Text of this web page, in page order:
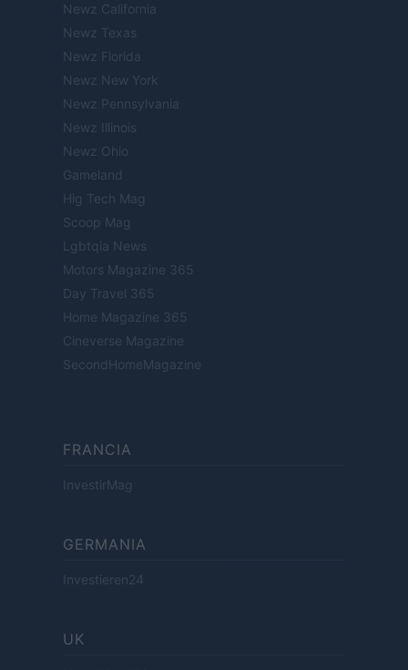
Newz California
Newz Texas
Newz Florida
Newz New York
Newz Pennsylvania
Newz Illinois
Newz Ohio
Gameland
Hig Tech Mag
Scoop Mag
Lgbtqia News
Motors Magazine 365
Day Travel 365
Home Magazine 365
Cineverse Magazine
SecondHomeMagazine
FRANCIA
InvestirMag
GERMANIA
Investieren24
UK